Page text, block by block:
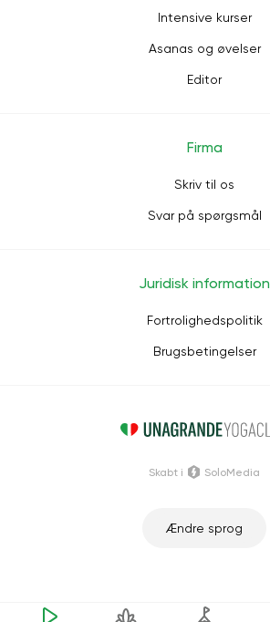
Intensive kurser
Asanas og øvelser
Editor
Firma
Skriv til os
Svar på spørgsmål
Juridisk information
Fortrolighedspolitik
Brugsbetingelser
Ændre sprog
Skabt i SoloMedia